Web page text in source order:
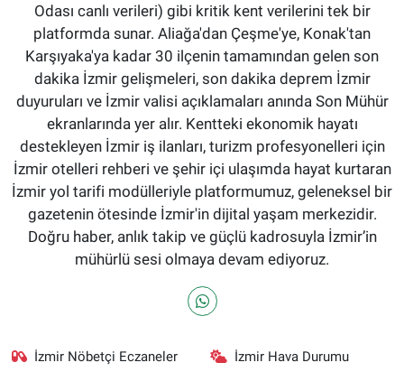
Odası canlı verileri) gibi kritik kent verilerini tek bir
platformda sunar. Aliağa'dan Çeşme'ye, Konak'tan
Karşıyaka'ya kadar 30 ilçenin tamamından gelen son
dakika İzmir gelişmeleri, son dakika deprem İzmir
duyuruları ve İzmir valisi açıklamaları anında Son Mühür
ekranlarında yer alır. Kentteki ekonomik hayatı
destekleyen İzmir iş ilanları, turizm profesyonelleri için
İzmir otelleri rehberi ve şehir içi ulaşımda hayat kurtaran
İzmir yol tarifi modülleriyle platformumuz, geleneksel bir
gazetenin ötesinde İzmir'in dijital yaşam merkezidir.
Doğru haber, anlık takip ve güçlü kadrosuyla İzmir’in
mühürlü sesi olmaya devam ediyoruz.
İzmir Nöbetçi Eczaneler İzmir Hava Durumu